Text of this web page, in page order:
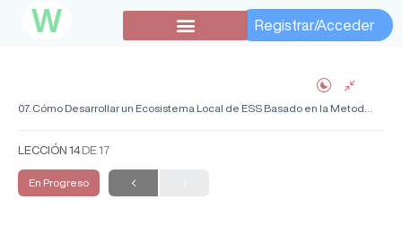
W Registrar/Acceder
LECCIÓN 14DE 17
En Progreso